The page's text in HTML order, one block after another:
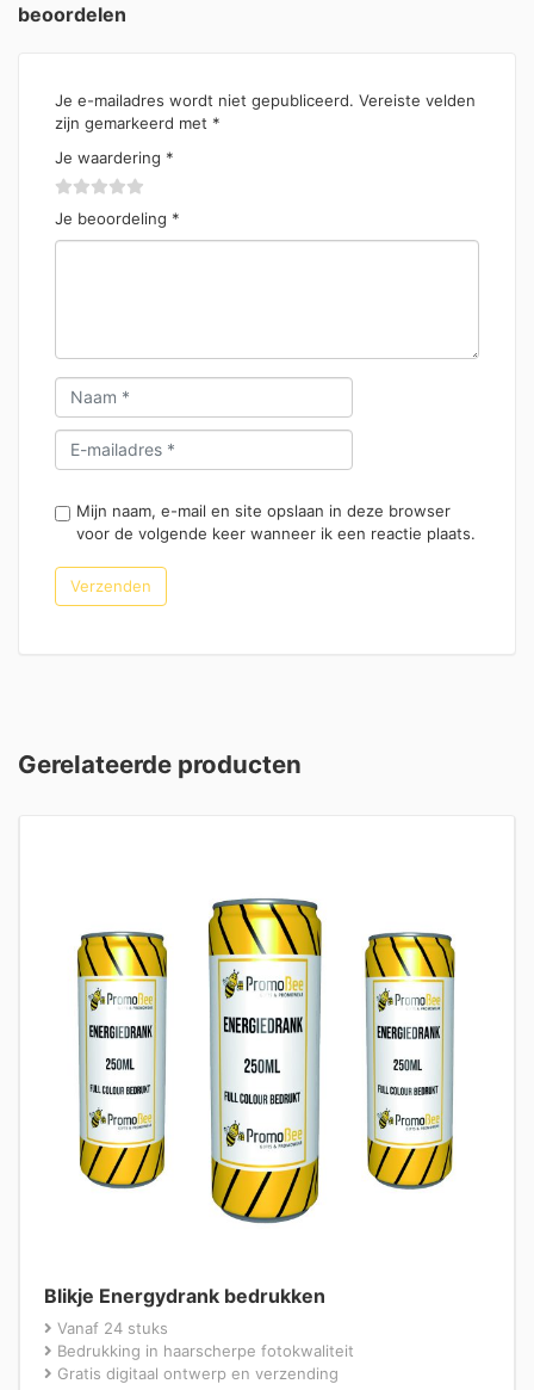
beoordelen
Je e-mailadres wordt niet gepubliceerd. Vereiste velden
zijn gemarkeerd met *
Je waardering *
Je beoordeling *
Mijn naam, e-mail en site opslaan in deze browser
voor de volgende keer wanneer ik een reactie plaats.
Gerelateerde producten
Blikje Energydrank bedrukken
Vanaf 24 stuks
Bedrukking in haarscherpe fotokwaliteit
Gratis digitaal ontwerp en verzending